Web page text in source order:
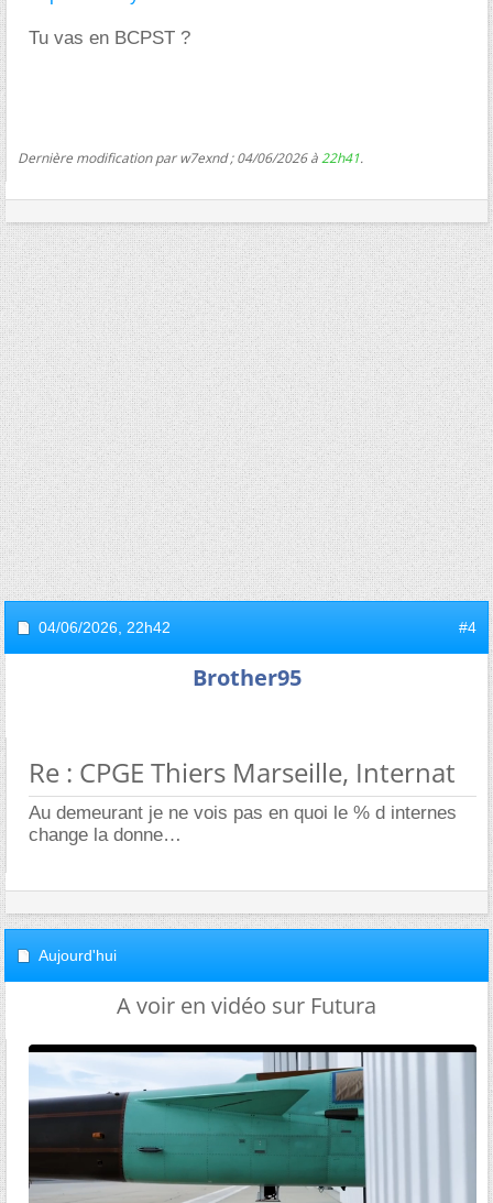
Tu vas en BCPST ?
Dernière modification par w7exnd ; 04/06/2026 à22h41.
04/06/2026, 22h42 #4
Brother95
Re : CPGE Thiers Marseille, Internat
Au demeurant je ne vois pas en quoi le % d internes
change la donne
Aujourd'hui
A voir en vidéo sur Futura